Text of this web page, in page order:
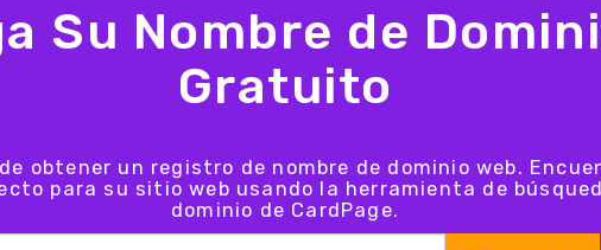
Su Nombre de
Gratuito
obtener un registro de nombre de dominio web.
para su sitio web usando la herramienta de
dominio de CardPage.